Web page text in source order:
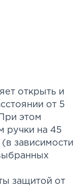
открыть и
от 5
этом
ручки на 45
зависимости
защитой от